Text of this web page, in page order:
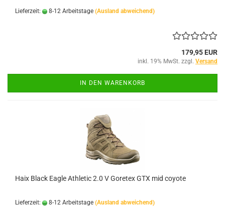
Lieferzeit: 8-12 Arbeitstage (Ausland abweichend)
179,95 EUR
inkl. 19% MwSt. zzgl. Versand
IN DEN WARENKORB
Haix Black Eagle Athletic 2.0 V Goretex GTX mid coyote
Lieferzeit: 8-12 Arbeitstage (Ausland abweichend)